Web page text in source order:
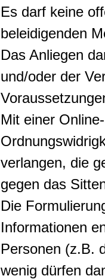
Es darf keine
beleidigenden
Das Anliegen
und/oder der
Mit einer
verlangen, die
gegen das
Die
Informationen
Personen (z.B.
wenig dürfen